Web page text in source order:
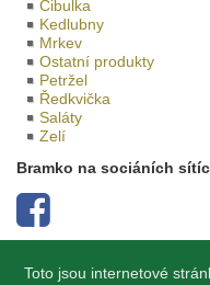
Cibulka
Kedlubny
Mrkev
Ostatní produkty
Petržel
Ředkvička
Saláty
Zelí
Bramko na sociáních
Toto jsou internetové